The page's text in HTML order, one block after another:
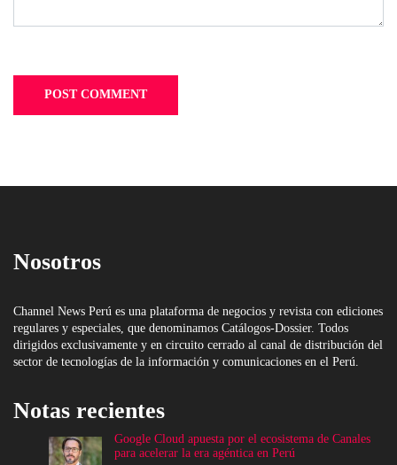
Nosotros
Channel News Perú es una plataforma de negocios y revista con ediciones
regulares y especiales, que denominamos Catálogos-Dossier. Todos
dirigidos exclusivamente y en circuito cerrado al canal de distribución del
sector de tecnologías de la información y comunicaciones en el Perú.
Notas recientes
Google Cloud apuesta por el ecosistema de Canales
para acelerar la era agéntica en Perú